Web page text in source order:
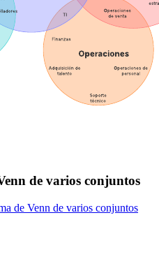
de varios conjuntos
de Venn de varios conjuntos